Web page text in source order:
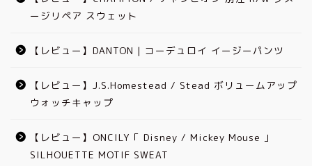
ージリペア スウェット
【レビュー】DANTON | コーデュロイ イージーパンツ
【レビュー】J.S.Homestead / Stead ボリュームアップ
ウォッチキャップ
【レビュー】ONCILY「 Disney / Mickey Mouse 」
SILHOUETTE MOTIF SWEAT